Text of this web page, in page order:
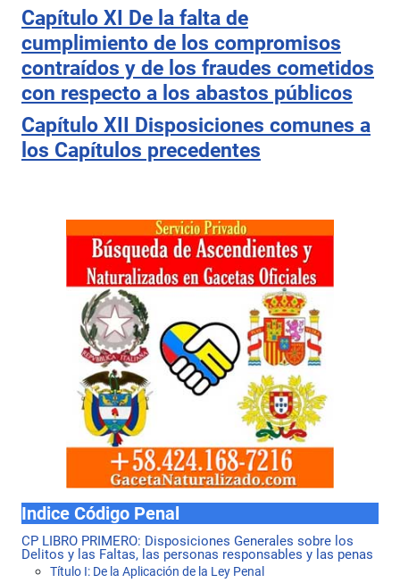
Capítulo XI De la falta de
cumplimiento de los compromisos
contraídos y de los fraudes cometidos
con respecto a los abastos públicos
Capítulo XII Disposiciones comunes a
los Capítulos precedentes
Indice Código Penal
CP LIBRO PRIMERO: Disposiciones Generales sobre los
Delitos y las Faltas, las personas responsables y las penas
Título I: De la Aplicación de la Ley Penal